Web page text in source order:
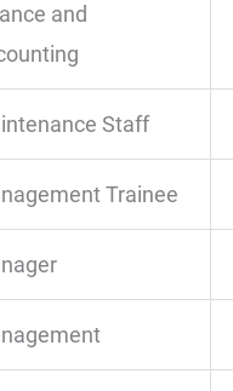
and
Staff
Trainee